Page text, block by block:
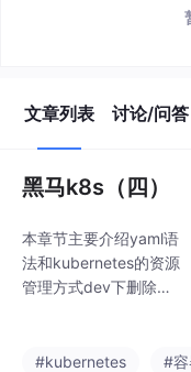
文章列表 讨论/问答
黑马k8s（四）
本章节主要介绍yaml语
法和kubernetes的资源
管理方式dev下删除了p
了，重新启动了一个。
#kubernetes #容